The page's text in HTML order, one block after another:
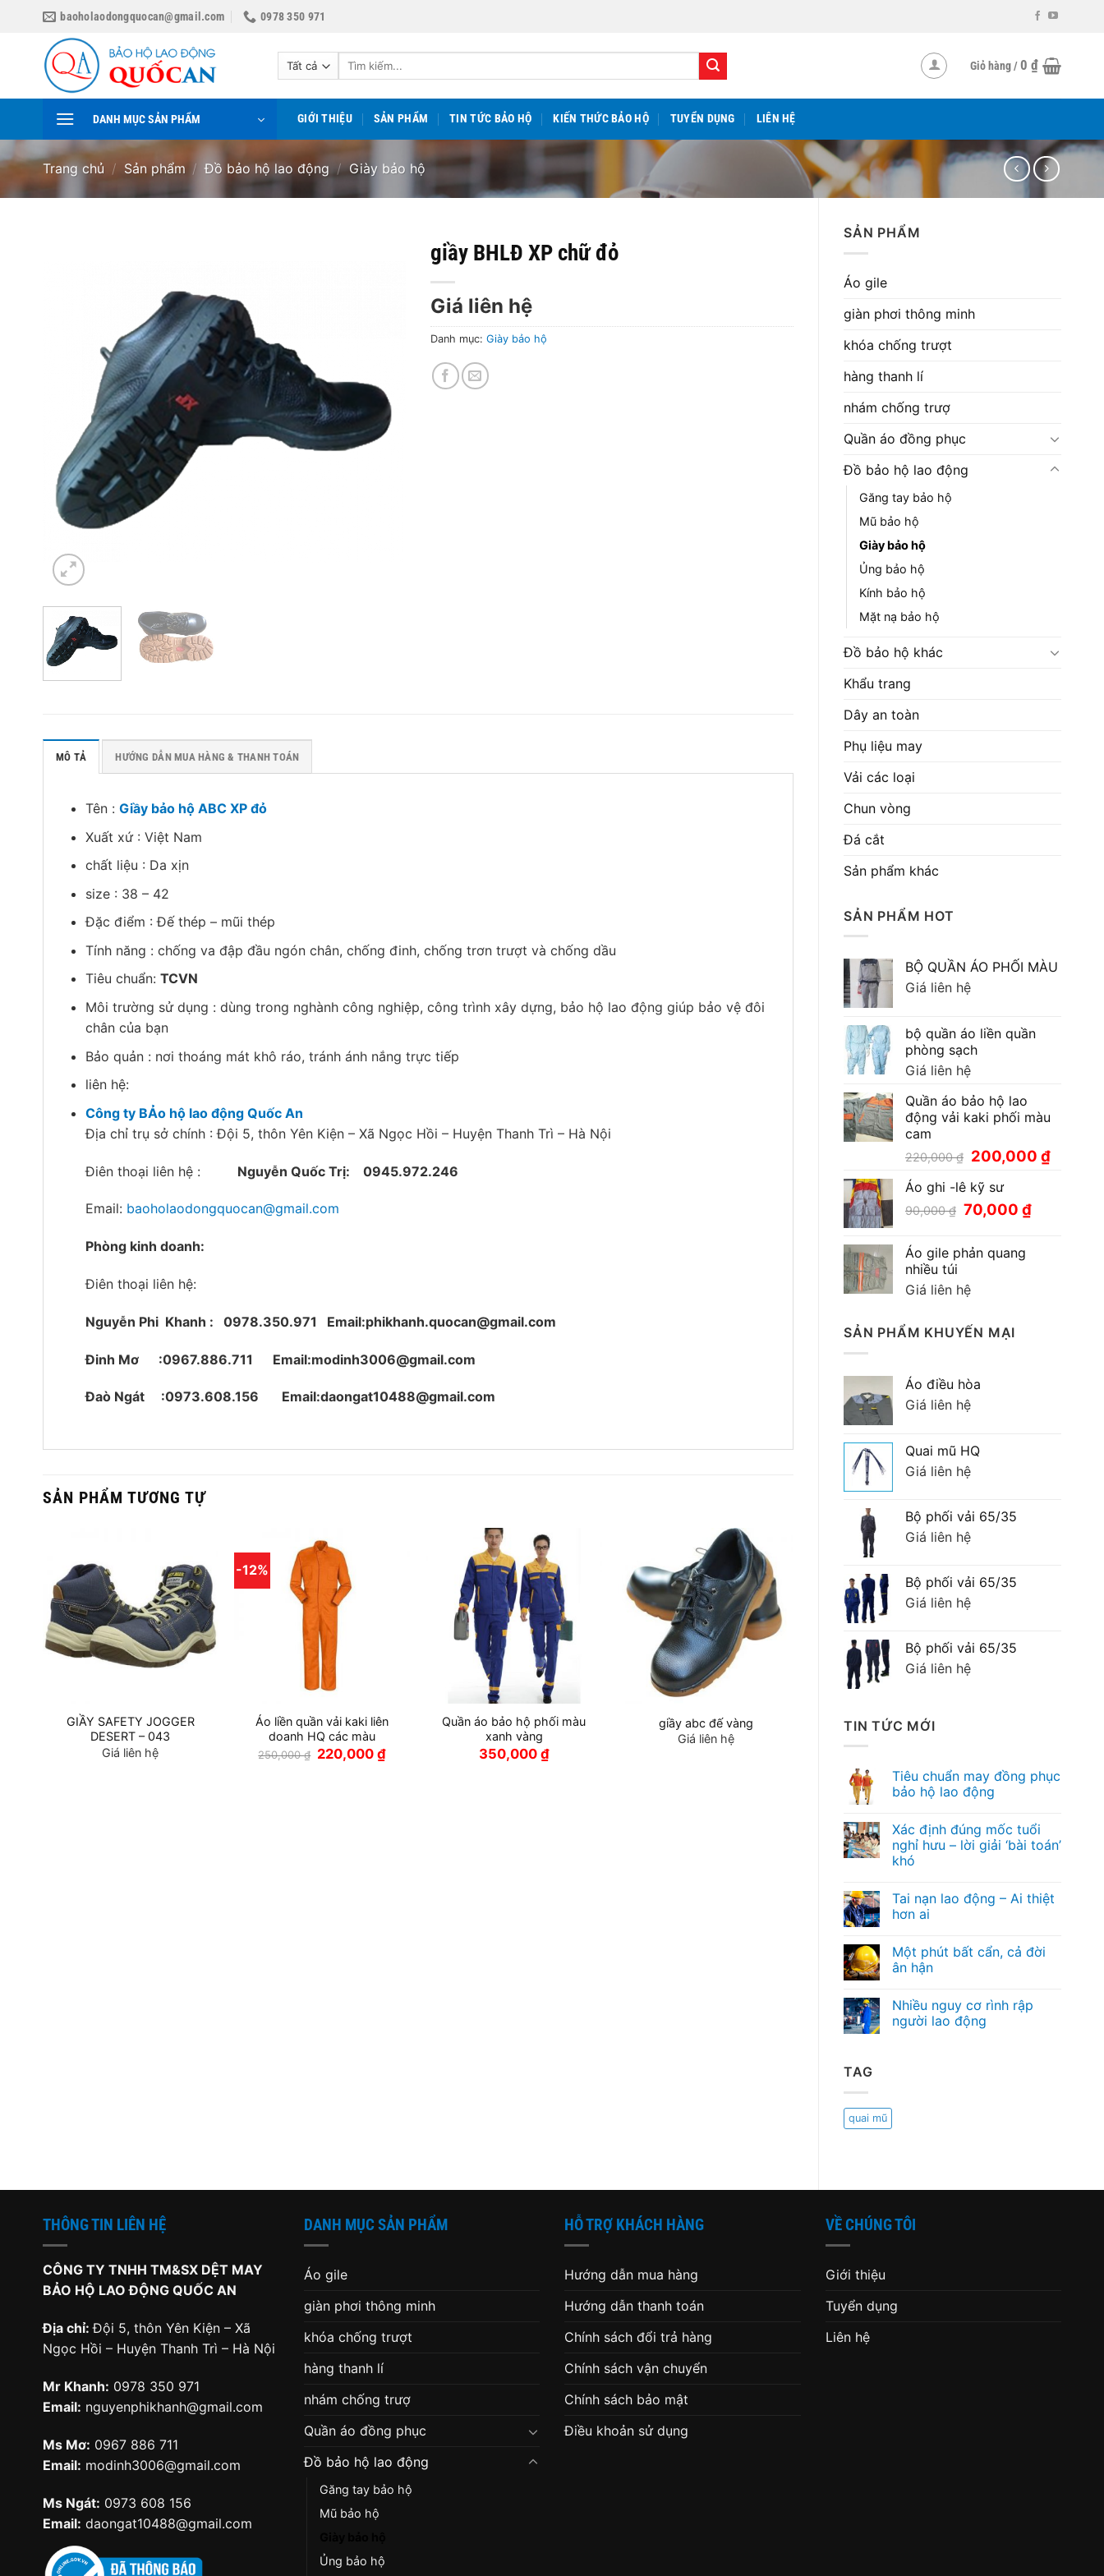
baoholaodongquocan@gmail.com 0978 350 971
Tìm
Giỏ hàng /0 ₫
DANH MỤC SẢN PHẨM GIỚI THIỆU SẢN PHẨM TIN TỨC BẢO HỘ KIẾN THỨC BẢO HỘ TUYỂN DỤNG LIÊN HỆ
Trang chủ / Sản phẩm / Đồ bảo hộ lao động / Giày bảo hộ
SẢN PHẨM
Áo gile
giàn phơi thông minh
khóa chống trượt
hàng thanh lí
nhám chống trượ
Quần áo đồng phục
Đồ bảo hộ lao động
Găng tay bảo hộ
Mũ bảo hộ
Giày bảo hộ
Ủng bảo hộ
Kính bảo hộ
Mặt nạ bảo hộ
Đồ bảo hộ khác
Khẩu trang
Dây an toàn
Phụ liệu may
Vải các loại
Chun vòng
Đá cắt
Sản phẩm khác
SẢN PHẨM HOT
BỘ QUẦN ÁO PHỐI MÀU
Giá liên hệ
bộ quần áo liền quần
phòng sạch
Giá liên hệ
Quần áo bảo hộ lao
động vải kaki phối màu
cam
220,000₫ Giá
là:
220,000 ₫.
200,000₫Giá
Áo ghi -lê kỹ sư
90,000₫ Giá
90,000 ₫.
70,000₫Giá
Áo gile phản quang
nhiều túi
Giá liên hệ
SẢN PHẨM KHUYẾN MẠI
Áo điều hòa
Giá liên hệ
Quai mũ HQ
Giá liên hệ
Bộ phối vải 65/35
Giá liên hệ
Bộ phối vải 65/35
Giá liên hệ
Bộ phối vải 65/35
Giá liên hệ
TIN TỨC MỚI
Tiêu chuẩn may đồng phục
bảo hộ lao động
Xác định đúng mốc tuổi
nghỉ hưu – lời giải ‘bài toán’
khó
Tai nạn lao động – Ai thiệt
hơn ai
Một phút bất cẩn, cả đời
ân hận
Nhiều nguy cơ rình rập
người lao động
TAG
quai mũ
giầy BHLĐ XP chữ đỏ
Giá liên hệ
Danh mục: Giày bảo hộ
MÔ TẢ HƯỚNG DẪN MUA HÀNG & THANH TOÁN
Tên : Giầy bảo hộ ABC XP đỏ
Xuất xứ : Việt Nam
chất liệu : Da xịn
size : 38 – 42
Đặc điểm : Đế thép – mũi thép
Tính năng : chống va đập đầu ngón chân, chống đinh, chống trơn trượt và chống dầu
Tiêu chuẩn: TCVN
Môi trường sử dụng : dùng trong nghành công nghiệp, công trình xây dựng, bảo hộ lao động giúp bảo vệ đôi
chân của bạn
Bảo quản : nơi thoáng mát khô ráo, tránh ánh nắng trực tiếp
liên hệ:
Công ty BẢo hộ lao động Quốc An
Địa chỉ trụ sở chính : Đội 5, thôn Yên Kiện – Xã Ngọc Hồi – Huyện Thanh Trì – Hà Nội
Điên thoại liên hệ : Nguyễn Quốc Trị: 0945.972.246
Email: baoholaodongquocan@gmail.com
Phòng kinh doanh:
Điên thoại liên hệ:
Nguyễn Phi Khanh : 0978.350.971 Email:phikhanh.quocan@gmail.com
Đinh Mơ :0967.886.711 Email:modinh3006@gmail.com
Đaò Ngát :0973.608.156 Email:daongat10488@gmail.com
SẢN PHẨM TƯƠNG TỰ
GIẦY SAFETY JOGGER
DESERT – 043
Giá liên hệ
-12%
Áo liền quần vải kaki liên
doanh HQ các màu
250,000₫ Giá
gốc
220,000₫Giá
Quần áo bảo hộ phối màu
xanh vàng
350,000 ₫
giầy abc đế vàng
Giá liên hệ
THÔNG TIN LIÊN HỆ
CÔNG TY TNHH TM&SX DỆT MAY
BẢO HỘ LAO ĐỘNG QUỐC AN
Địa chỉ:Đội 5, thôn Yên Kiện – Xã
Ngọc Hồi – Huyện Thanh Trì – Hà Nội
Mr Khanh: 0978 350 971
Email: nguyenphikhanh@gmail.com
Ms Mơ: 0967 886 711
Email: modinh3006@gmail.com
Ms Ngát: 0973 608 156
Email: daongat10488@gmail.com
DANH MỤC SẢN PHẨM
Áo gile
giàn phơi thông minh
khóa chống trượt
hàng thanh lí
nhám chống trượ
Quần áo đồng phục
Đồ bảo hộ lao động
Găng tay bảo hộ
Mũ bảo hộ
Ủng bảo hộ
HỖ TRỢ KHÁCH HÀNG
Hướng dẫn mua hàng
Hướng dẫn thanh toán
Chính sách đổi trả hàng
Chính sách vận chuyển
Chính sách bảo mật
Điều khoản sử dụng
VỀ CHÚNG TÔI
Giới thiệu
Tuyển dụng
Liên hệ